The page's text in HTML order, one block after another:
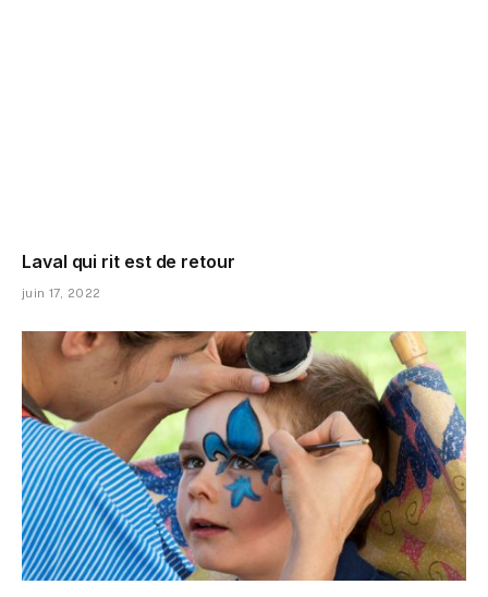
Laval qui rit est de retour
juin 17, 2022